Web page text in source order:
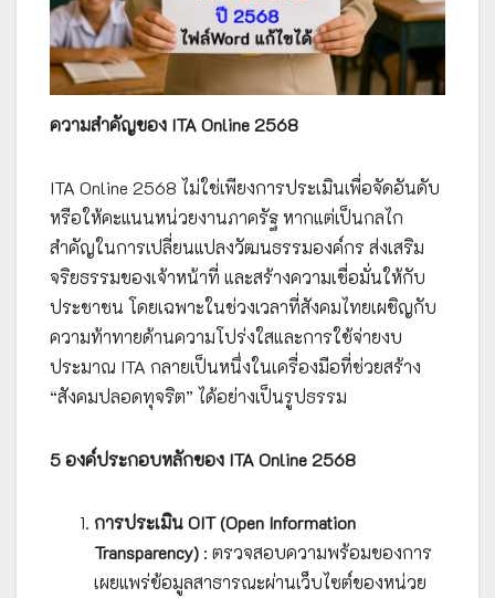
ความสำคัญของ ITA Online 2568
ITA Online 2568 ไม่ใช่เพียงการประเมินเพื่อจัดอันดับ
หรือให้คะแนนหน่วยงานภาครัฐ หากแต่เป็นกลไก
สำคัญในการเปลี่ยนแปลงวัฒนธรรมองค์กร ส่งเสริม
จริยธรรมของเจ้าหน้าที่ และสร้างความเชื่อมั่นให้กับ
ประชาชน โดยเฉพาะในช่วงเวลาที่สังคมไทยเผชิญกับ
ความท้าทายด้านความโปร่งใสและการใช้จ่ายงบ
ประมาณ ITA กลายเป็นหนึ่งในเครื่องมือที่ช่วยสร้าง
“สังคมปลอดทุจริต” ได้อย่างเป็นรูปธรรม
5 องค์ประกอบหลักของ ITA Online 2568
การประเมิน OIT (Open Information
Transparency) : ตรวจสอบความพร้อมของการ
เผยแพร่ข้อมูลสาธารณะผ่านเว็บไซต์ของหน่วย